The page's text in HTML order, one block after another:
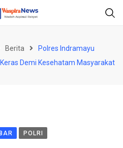
Berita
Polres Indramayu
Demi Kesehatam Masyarakat
POLRI